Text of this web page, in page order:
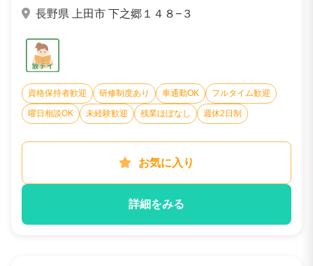
資格保持者歓迎 研修制度あり 車通勤OK フルタイム歓迎
曜日相談OK 未経験歓迎 残業ほぼなし 週休2日制
長野県 上田市 下之郷１４８−３
お気に入り
詳細をみる